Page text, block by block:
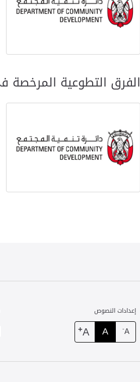
الفرق التطوعية المرخصة
إعدادات النصوص
A
-
A
A
+